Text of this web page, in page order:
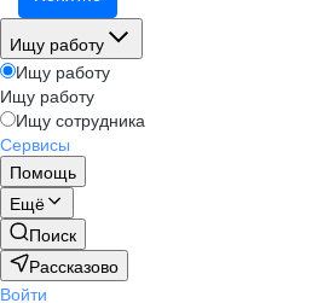
Ищу работу
Ищу работу
Ищу работу
Ищу сотрудника
Сервисы
Помощь
Ещё
Поиск
Рассказово
Войти